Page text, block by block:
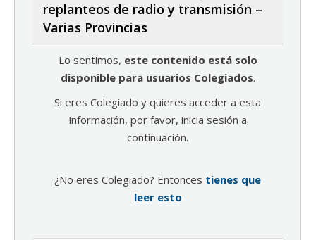
replanteos de radio y transmisión –
Varias Provincias
Lo sentimos, este contenido está solo
disponible para usuarios Colegiados.
Si eres Colegiado y quieres acceder a esta
información, por favor, inicia sesión a
continuación.
¿No eres Colegiado? Entonces tienes que
leer esto